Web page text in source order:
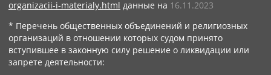
organizacii-i-materialy.html данные на 16.11.2023
* Перечень общественных объединений и религиозных
организаций в отношении которых судом принято
вступившее в законную силу решение о ликвидации или
запрете деятельности: